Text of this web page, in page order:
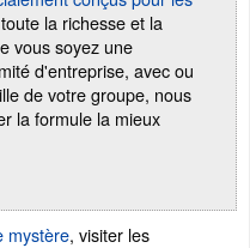
la richesse et la
vous soyez une
d'entreprise, avec ou
de votre groupe, nous
la formule la mieux
mystère, visiter les